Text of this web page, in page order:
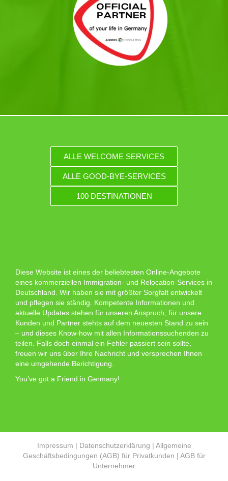
ALLE WELCOME SERVICES
ALLE GOOD-BYE-SERVICES
100 DESTINATIONEN
Diese Website ist eines der beliebtesten Online-Angebote
eines kommerziellen Immigration- und Relocation-Services in
Deutschland. Wir haben sie mit größter Sorgfalt entwickelt
und pflegen sie ständig. Kompetente Informationen und
aktuelle Updates stehen für unseren Anspruch, für unsere
Kunden und Partner stehts auf dem neuesten Stand zu sein
– und dieses Know-how mit allen Informationssuchenden zu
teilen. Falls doch einmal ein Fehler passiert sein sollte,
freuen wir uns über Ihre Nachricht und versprechen Ihnen
eine umgehende Berichtigung.
You’ve got a Friend in Germany!
Impressum | Datenschutzerklärung | Allgemeine
Geschäftsbedingungen (AGB) für Privatkunden | AGB für
Unternehmer